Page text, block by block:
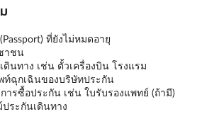
ที่ยังไม่หมดอายุ
าชน
ดินทาง เช่น ตั้วเครื่องบิน โรงแรม
ท์ฉุกเฉินของบริษัทประกัน
ารซื้อประกัน เช่น ใบรับรองแพทย์ (ถ้ามี)
ระกันเดินทาง